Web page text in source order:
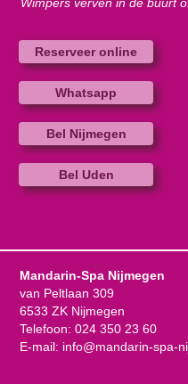
Reserveer online
Whatsapp
Bel Nijmegen
Bel Uden
Mandarin-Spa Nijmegen
van Peltlaan 309
6533 ZK Nijmegen
Telefoon: 024 350 23 60
E-mail: info@mandarin-spa-